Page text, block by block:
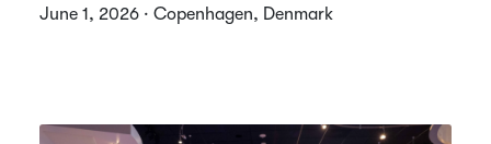
June 1, 2026 · Copenhagen, Denmark